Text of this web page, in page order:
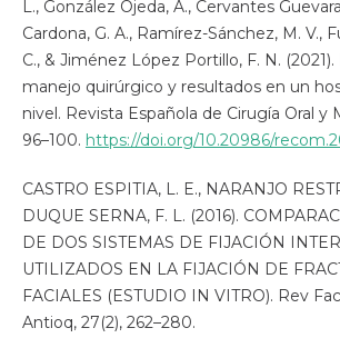
L., González Ojeda, A., Cervantes
Cardona, G. A., Ramírez-Sánchez, M. V.,
C., & Jiménez López Portillo, F. N. (2021).
manejo quirúrgico y resultados en un
nivel. Revista Española de Cirugía Oral y
96–100. https://doi.org/10.20986/
CASTRO ESPITIA, L. E., NARANJO
DUQUE SERNA, F. L. (2016).
DE DOS SISTEMAS DE FIJACIÓN
UTILIZADOS EN LA FIJACIÓN DE
FACIALES (ESTUDIO IN VITRO). Rev
Antioq, 27(2), 262–280.